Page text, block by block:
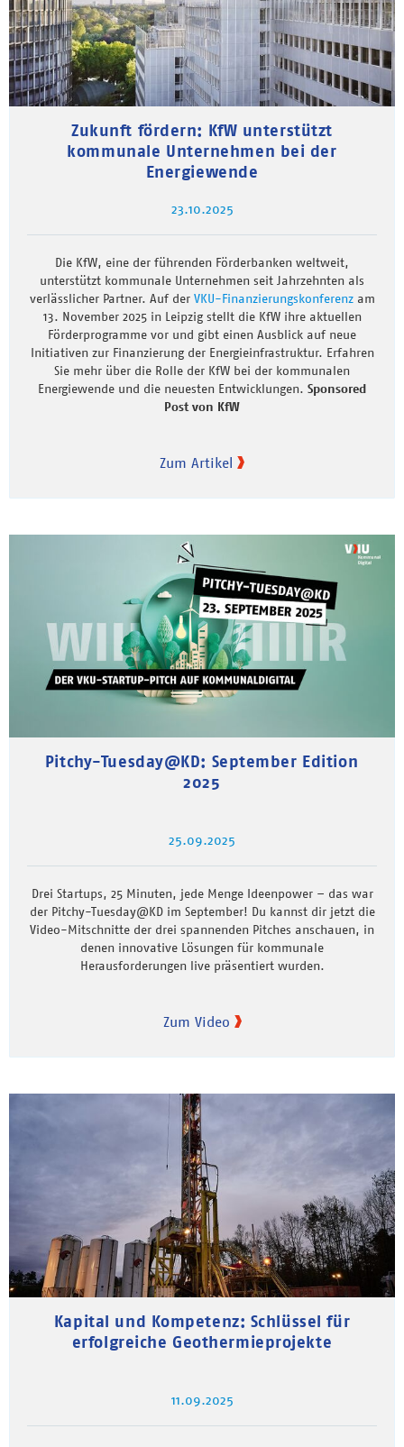
Zukunft fördern: KfW unterstützt
kommunale Unternehmen bei der
Energiewende
23.10.2025
Die KfW, eine der führenden Förderbanken weltweit,
unterstützt kommunale Unternehmen seit Jahrzehnten als
verlässlicher Partner. Auf der VKU-Finanzierungskonferenzam
13. November 2025 in Leipzig stellt die KfW ihre aktuellen
Förderprogramme vor und gibt einen Ausblick auf neue
Initiativen zur Finanzierung der Energieinfrastruktur. Erfahren
Sie mehr über die Rolle der KfW bei der kommunalen
Energiewende und die neuesten Entwicklungen. Sponsored
Post von KfW
Zum Artikel
Pitchy-Tuesday@KD: September Edition
2025
25.09.2025
Drei Startups, 25 Minuten, jede Menge Ideenpower – das war
der Pitchy-Tuesday@KD im September! Du kannst dir jetzt die
Video-Mitschnitte der drei spannenden Pitches anschauen, in
denen innovative Lösungen für kommunale
Herausforderungen live präsentiert wurden.
Zum Video
Kapital und Kompetenz: Schlüssel für
erfolgreiche Geothermieprojekte
11.09.2025